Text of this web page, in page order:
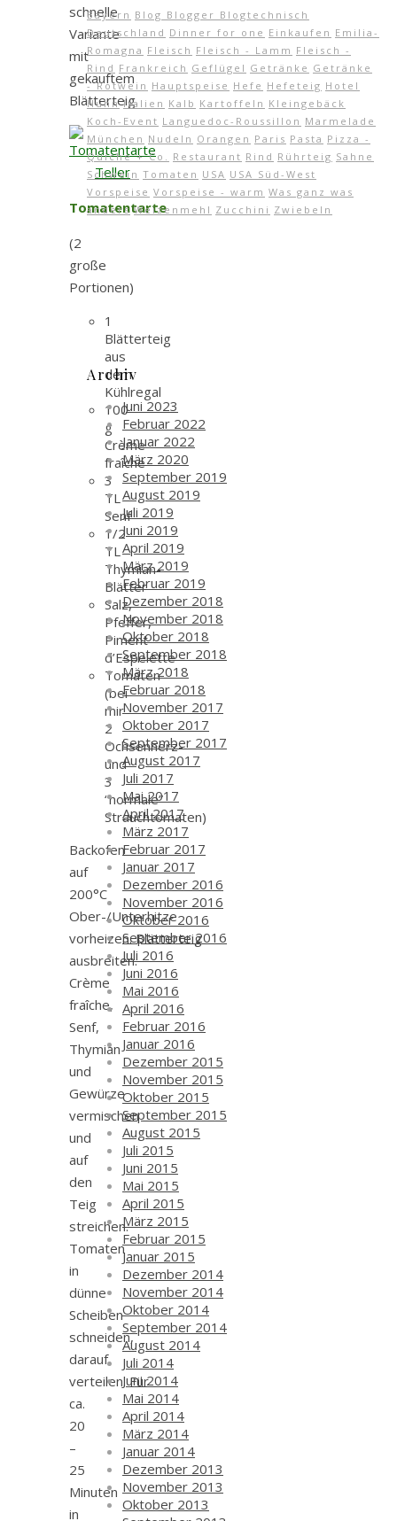
schnelle
Variante
mit
gekauftem
Blätterteig.
Tomatentarte
(2
große
Portionen)
1
Blätterteig
aus
dem
Kühlregal
100
g
Crème
fraîche
3
TL
Senf
1/2
TL
Thymian-
Blätter
Salz,
Pfeffer,
Piment
d’Espelette
Tomaten
(bei
mir
2
Ochsenherz-
und
3
“normale”
Strauchtomaten)
Backofen
auf
200°C
Ober-/Unterhitze
vorheizen. Blätterteig
ausbreiten.
Crème
fraîche,
Senf,
Thymian
und
Gewürze
vermischen
und
auf
den
Teig
streichen.
Tomaten
in
dünne
Scheiben
schneiden,
darauf
verteilen. Für
ca.
20
–
25
Minuten
in
Bayern Blog Blogger Blogtechnisch
Deutschland Dinner for one Einkaufen Emilia-
Romagna Fleisch Fleisch - Lamm Fleisch -
Rind Frankreich Geflügel Getränke Getränke
- Rotwein Hauptspeise Hefe Hefeteig Hotel
Huhn Italien Kalb Kartoffeln Kleingebäck
Koch-Event Languedoc-Roussillon Marmelade
München Nudeln Orangen Paris Pasta Pizza -
Quiche + Co.
Restaurant Rind Rührteig Sahne
Schwein Tomaten USA USA Süd-West
Vorspeise Vorspeise - warm Was ganz was
anders Weizenmehl Zucchini Zwiebeln
Archiv
Juni 2023
Februar 2022
Januar 2022
März 2020
September 2019
August 2019
Juli 2019
Juni 2019
April 2019
März 2019
Februar 2019
Dezember 2018
November 2018
Oktober 2018
September 2018
März 2018
Februar 2018
November 2017
Oktober 2017
September 2017
August 2017
Juli 2017
Mai 2017
April 2017
März 2017
Februar 2017
Januar 2017
Dezember 2016
November 2016
Oktober 2016
September 2016
Juli 2016
Juni 2016
Mai 2016
April 2016
Februar 2016
Januar 2016
Dezember 2015
November 2015
Oktober 2015
September 2015
August 2015
Juli 2015
Juni 2015
Mai 2015
April 2015
März 2015
Februar 2015
Januar 2015
Dezember 2014
November 2014
Oktober 2014
September 2014
August 2014
Juli 2014
Juni 2014
Mai 2014
April 2014
März 2014
Januar 2014
Dezember 2013
November 2013
Oktober 2013